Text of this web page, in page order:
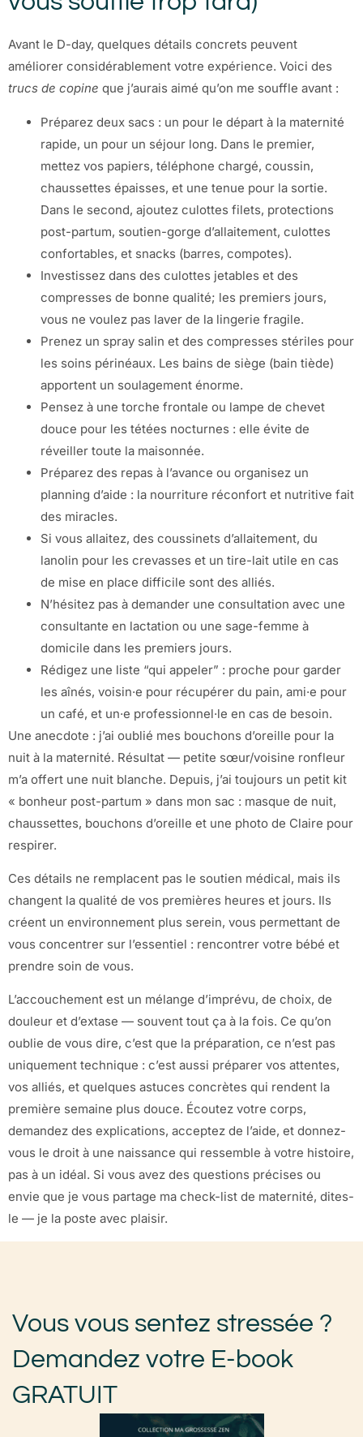
Avant le D-day, quelques détails concrets peuvent
améliorer considérablement votre expérience. Voici des
trucs de copine que j’aurais aimé qu’on me souffle avant :
Préparez deux sacs : un pour le départ à la maternité
rapide, un pour un séjour long. Dans le premier,
mettez vos papiers, téléphone chargé, coussin,
chaussettes épaisses, et une tenue pour la sortie.
Dans le second, ajoutez culottes filets, protections
post-partum, soutien-gorge d’allaitement, culottes
confortables, et snacks (barres, compotes).
Investissez dans des culottes jetables et des
compresses de bonne qualité; les premiers jours,
vous ne voulez pas laver de la lingerie fragile.
Prenez un spray salin et des compresses stériles pour
les soins périnéaux. Les bains de siège (bain tiède)
apportent un soulagement énorme.
Pensez à une torche frontale ou lampe de chevet
douce pour les tétées nocturnes : elle évite de
réveiller toute la maisonnée.
Préparez des repas à l’avance ou organisez un
planning d’aide : la nourriture réconfort et nutritive fait
des miracles.
Si vous allaitez, des coussinets d’allaitement, du
lanolin pour les crevasses et un tire-lait utile en cas
de mise en place difficile sont des alliés.
N’hésitez pas à demander une consultation avec une
consultante en lactation ou une sage-femme à
domicile dans les premiers jours.
Rédigez une liste “qui appeler” : proche pour garder
les aînés, voisin·e pour récupérer du pain, ami·e pour
un café, et un·e professionnel·le en cas de besoin.
Une anecdote : j’ai oublié mes bouchons d’oreille pour la
nuit à la maternité. Résultat — petite sœur/voisine ronfleur
m’a offert une nuit blanche. Depuis, j’ai toujours un petit kit
« bonheur post-partum » dans mon sac : masque de nuit,
chaussettes, bouchons d’oreille et une photo de Claire pour
respirer.
Ces détails ne remplacent pas le soutien médical, mais ils
changent la qualité de vos premières heures et jours. Ils
créent un environnement plus serein, vous permettant de
vous concentrer sur l’essentiel : rencontrer votre bébé et
prendre soin de vous.
L’accouchement est un mélange d’imprévu, de choix, de
douleur et d’extase — souvent tout ça à la fois. Ce qu’on
oublie de vous dire, c’est que la préparation, ce n’est pas
uniquement technique : c’est aussi préparer vos attentes,
vos alliés, et quelques astuces concrètes qui rendent la
première semaine plus douce. Écoutez votre corps,
demandez des explications, acceptez de l’aide, et donnez-
vous le droit à une naissance qui ressemble à votre histoire,
pas à un idéal. Si vous avez des questions précises ou
envie que je vous partage ma check-list de maternité, dites-
le — je la poste avec plaisir.
Vous vous sentez stressée ?
Demandez votre E-book
GRATUIT